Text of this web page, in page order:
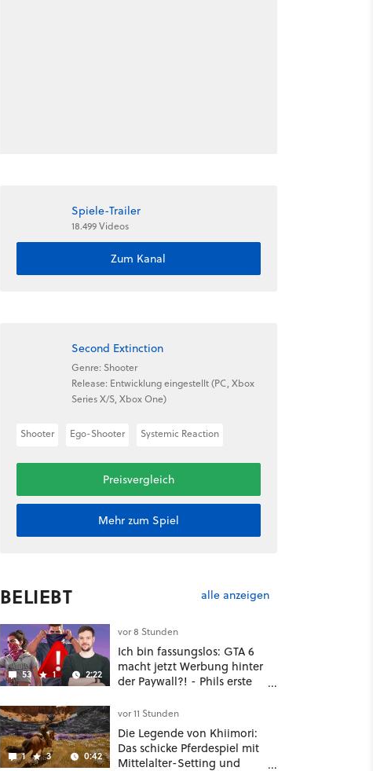
Spiele-Trailer
18.499 Videos
Zum Kanal
Second Extinction
Genre: Shooter
Release: Entwicklung eingestellt (PC, Xbox
Series X/S, Xbox One)
Shooter Ego-Shooter Systemic Reaction
Preisvergleich
Mehr zum Spiel
BELIEBT alle anzeigen
53 1 2:22
vor 8 Stunden
Ich bin fassungslos: GTA 6
macht jetzt Werbung hinter
der Paywall?! - Phils erste
Deal
1 3 0:42
vor 11 Stunden
Die Legende von Khiimori:
Das schicke Pferdespiel mit
Mittelalter-Setting und